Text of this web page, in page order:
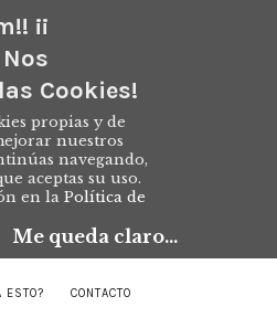
¡¡
Cookies!
propias y de
nuestros
navegando,
aceptas su uso.
en la Política de
Me queda claro...
ESTO? CONTACTO